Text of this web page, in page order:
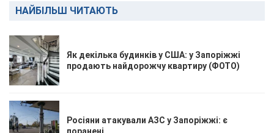
НАЙБІЛЬШ ЧИТАЮТЬ
Як декілька будинків у США: у Запоріжжі
продають найдорожчу квартиру (ФОТО)
Росіяни атакували АЗС у Запоріжжі: є
поранені